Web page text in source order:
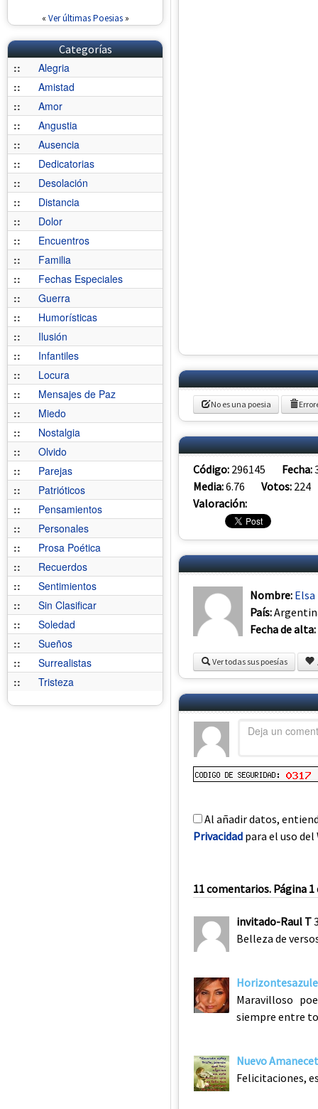
« Ver últimas Poesias»
Categorías
::
Alegria
::
Amistad
::
Amor
::
Angustia
::
Ausencia
::
Dedicatorias
::
Desolación
::
Distancia
::
Dolor
::
Encuentros
::
Familia
::
Fechas Especiales
::
Guerra
::
Humorísticas
::
Ilusión
::
Infantiles
::
Locura
::
Mensajes de Paz
::
Miedo
::
Nostalgia
::
Olvido
::
Parejas
::
Patrióticos
::
Pensamientos
::
Personales
::
Prosa Poética
::
Recuerdos
::
Sentimientos
::
Sin Clasificar
::
Soledad
::
Sueños
::
Surrealistas
::
Tristeza
No es una poesia
Código: 296145 Fecha:
Media:6.76 Votos: 224
Valoración:
Nombre: Elsa
País:
Fecha de alta:
Ver todas sus poesías
Al añadir datos,
Privacidad para el uso del
11 comentarios. Página 1
invitado-Raul T
Belleza de
Maravilloso
siempre entre
Nuevo Amanecet
Felicitaciones,